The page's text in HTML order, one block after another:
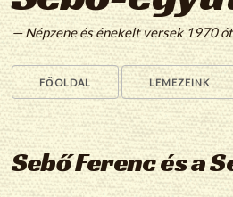
— Népzene és énekelt versek 1970
FŐOLDAL LEMEZEINK
Sebő Ferenc és a